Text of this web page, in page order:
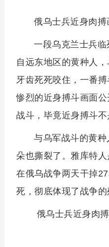
俄乌士兵近身肉
一段乌克兰士兵
自远东地区的黄种人
牙齿死死咬住，一番
惨烈的近身搏斗画面
战斗，毕竟近身搏斗
与乌军战斗的黄
朵也撕裂了。雅库特
在俄乌战争两天干掉
死，彻底体现了战争
俄乌士兵近身肉